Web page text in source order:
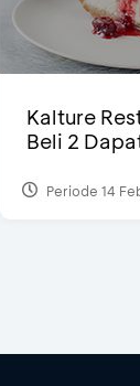
Kalture
Beli 2
Periode 14